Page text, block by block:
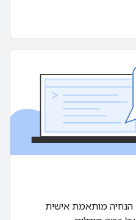
הנחיה מותאמת אישית